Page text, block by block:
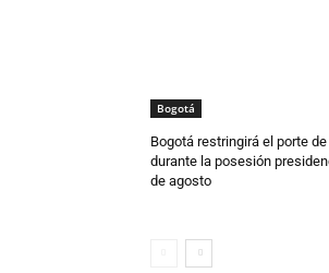
Bogotá
Bogotá restringirá el porte
durante la posesión
de agosto